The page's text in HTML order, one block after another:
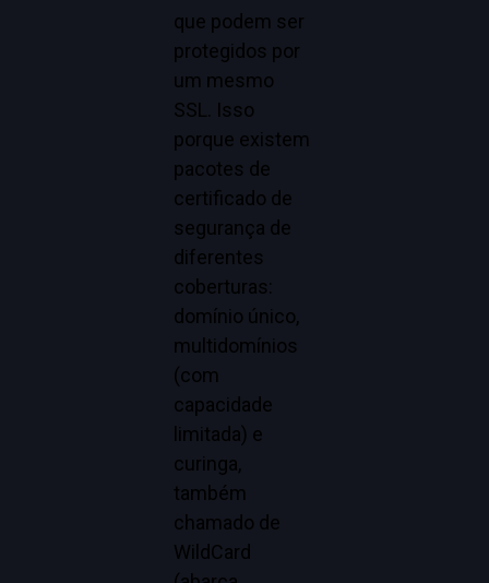
que podem ser
protegidos por
um mesmo
SSL. Isso
porque existem
pacotes de
certificado de
segurança de
diferentes
coberturas:
domínio único,
multidomínios
(com
capacidade
limitada) e
curinga,
também
chamado de
WildCard